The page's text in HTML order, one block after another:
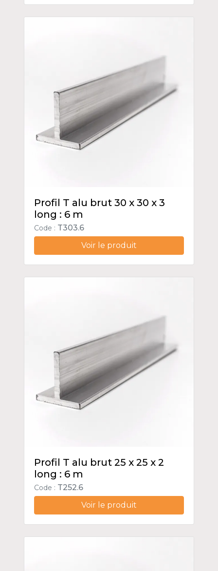
Profil T alu brut 30 x 30 x 3
long : 6 m
Code : T303.6
Voir le produit
Profil T alu brut 25 x 25 x 2
long : 6 m
Code : T252.6
Voir le produit